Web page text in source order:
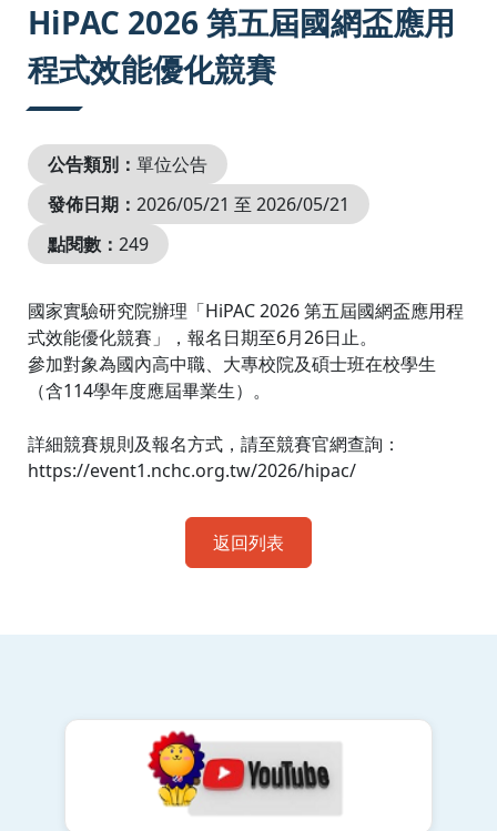
HiPAC 2026 第五屆國網盃應用
程式效能優化競賽
公告類別： 單位公告
發佈日期： 2026/05/21 至 2026/05/21
點閱數： 249
國家實驗研究院辦理「HiPAC 2026 第五屆國網盃應用程
式效能優化競賽」，報名日期至6月26日止。
參加對象為國內高中職、大專校院及碩士班在校學生
（含114學年度應屆畢業生）。
詳細競賽規則及報名方式，請至競賽官網查詢：
https://event1.nchc.org.tw/2026/hipac/
返回列表